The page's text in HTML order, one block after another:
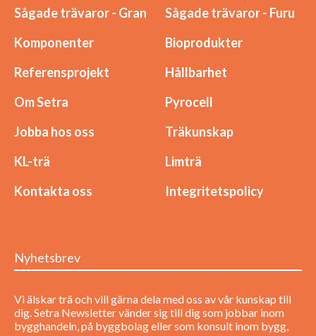
Sågade trävaror - Gran
Sågade trävaror - Furu
Komponenter
Bioprodukter
Referensprojekt
Hållbarhet
Om Setra
Pyrocell
Jobba hos oss
Träkunskap
KL-trä
Limträ
Kontakta oss
Integritetspolicy
Nyhetsbrev
Vi älskar trä och vill gärna dela med oss av vår kunskap till
dig. Setra Newsletter vänder sig till dig som jobbar inom
bygghandeln, på byggbolag eller som konsult inom bygg,